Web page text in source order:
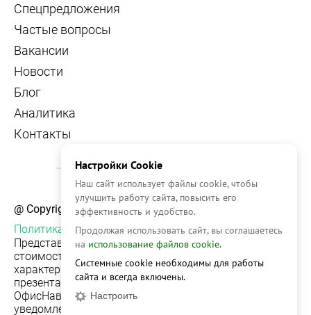
Спецпредложения
Частые вопросы
Вакансии
Новости
Блог
Аналитика
Контакты
@ Copyright, 2026 OFFICE NAVIGATOR
Политика конфиденциальности
Представленная на сайте информация, в т.ч.
стоимости объектов, носит информационный
характер и не является публичной офертой. Условия
презентации объекта недвижимости на сервисе
ОфисНавигатор могут быть изменены без
уведомления.
Настройки Cookie
Наш сайт использует файлы cookie, чтобы
улучшить работу сайта, повысить его
эффективность и удобство.
Продолжая использовать сайт, вы соглашаетесь
на использование файлов cookie.
Системные cookie необходимы для работы
сайта и всегда включены.
Настроить